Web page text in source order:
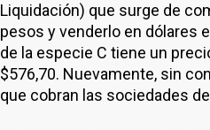
Liquidación) que surge de
pesos y venderlo en dólares
de la especie C tiene un
$576,70. Nuevamente, sin
que cobran las sociedades